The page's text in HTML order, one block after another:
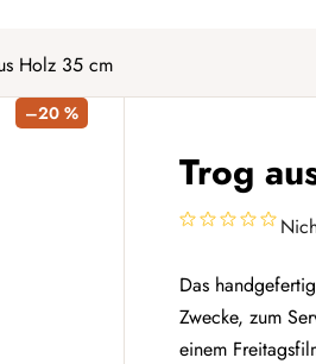
Holz 35 cm
Trog
Das
Zwecke, zum
einem
–20 %